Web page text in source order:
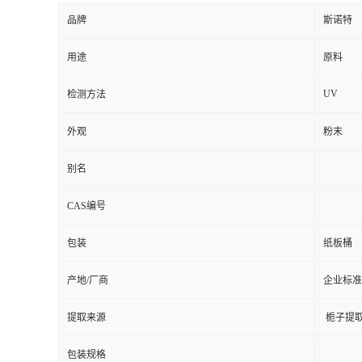
品牌 斯诺特
用途 原料
检测方法 UV
外观 粉末
别名
CAS编号
包装 纸板桶
产地/厂商 企业标准
提取来源 栀子提
包装规格